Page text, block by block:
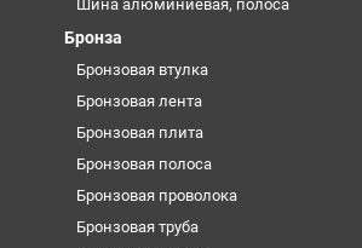
Шина алюминиевая, полоса
Бронза
Бронзовая втулка
Бронзовая лента
Бронзовая плита
Бронзовая полоса
Бронзовая проволока
Бронзовая труба